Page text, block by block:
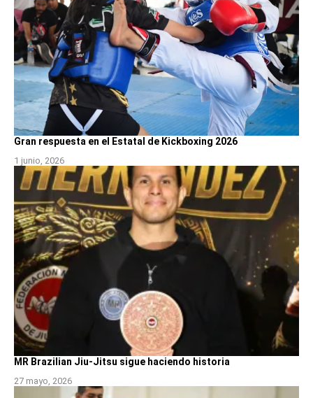
Gran respuesta en el Estatal de Kickboxing 2026
1 junio, 2026
MR Brazilian Jiu-Jitsu sigue haciendo historia
27 mayo, 2026